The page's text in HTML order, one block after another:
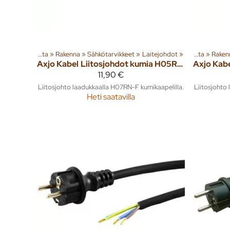
Tuoteryhmiä ja tuotteita ‪» Rakenna ‪»Sähkötarvikkeet‪» Laitejohdot‪»
Axjo Kabel
Liitosjohdot kumia H05RN-F/H07RN-F 2m
11,90 €
Liitosjohto laadukkaalla H07RN-F kumikaapelilla.
Heti saatavilla
Tuoteryhmiä ja tuotteita ‪»
Axjo
Liitosjohto